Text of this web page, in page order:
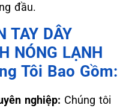
đầu.
TAY DÂY
NÓNG LẠNH
Tôi Bao Gồm:
nghiệp: Chúng tôi